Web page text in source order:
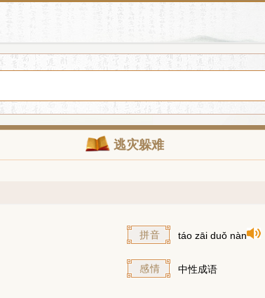
逃灾躲难
拼音 táo zāi duǒ nàn
感情 中性成语